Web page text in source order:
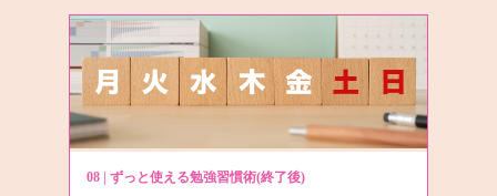
08 | ずっと使える勉強習慣術(終了後)